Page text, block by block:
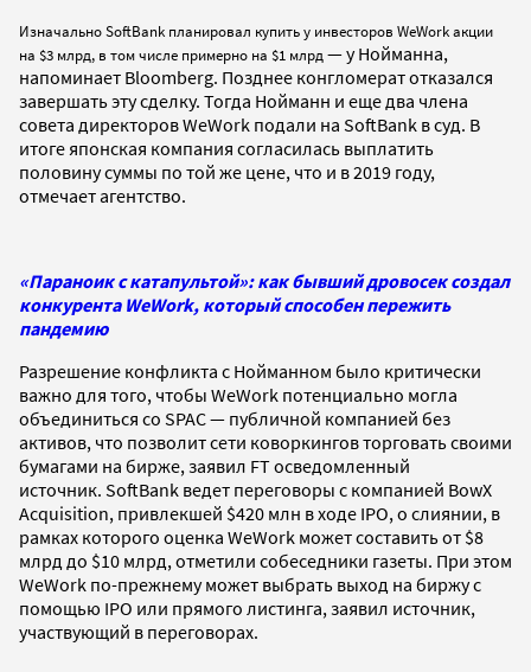
Изначально SoftBank планировал купить у инвесторов WeWork акции
на $3 млрд, в том числе примерно на $1 млрд— у Нойманна,
напоминает Bloomberg. Позднее конгломерат отказался
завершать эту сделку. Тогда Нойманн и еще два члена
совета директоров WeWork подали на SoftBank в суд. В
итоге японская компания согласилась выплатить
половину суммы по той же цене, что и в 2019 году,
отмечает агентство.
«Параноик с катапультой»: как бывший дровосек создал
конкурента WeWork, который способен пережить
пандемию
Разрешение конфликта с Нойманном было критически
важно для того, чтобы WeWork потенциально могла
объединиться со SPAC — публичной компанией без
активов, что позволит сети коворкингов торговать своими
бумагами на бирже, заявил FT осведомленный
источник. SoftBank ведет переговоры с компанией BowX
Acquisition, привлекшей $420 млн в ходе IPO, о слиянии, в
рамках которого оценка WeWork может составить от $8
млрд до $10 млрд, отметили собеседники газеты. При этом
WeWork по-прежнему может выбрать выход на биржу с
помощью IPO или прямого листинга, заявил источник,
участвующий в переговорах.